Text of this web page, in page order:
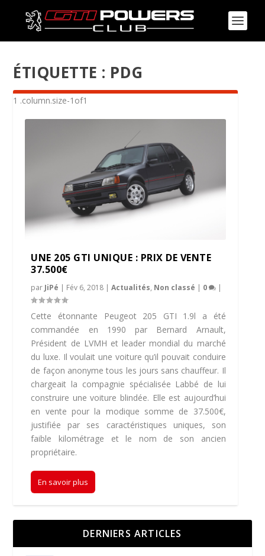
ÉTIQUETTE : PDG
UNE 205 GTI UNIQUE : PRIX DE VENTE
37.500€
par JiPé | Fév 6, 2018 |Actualités, Non classé | 0 |
Cette étonnante Peugeot 205 GTI 1.9l a été
commandée en 1990 par Bernard Arnault,
Président de LVMH et leader mondial du marché
du luxe. Il voulait une voiture qu’il pouvait conduire
de façon anonyme tous les jours sans chauffeur. Il
chargeait la compagnie spécialisée Labbé de lui
construire une voiture blindée. Elle est aujourd’hui
en vente pour la modique somme de 37.500€,
justifiée par ses caractéristiques uniques, son
faible kilométrage et le nom de son ancien
propriétaire.
En savoir plus
DERNIERS ARTICLES